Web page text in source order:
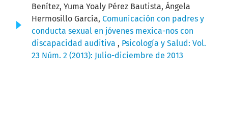
Benítez, Yuma Yoaly Pérez Bautista, Ángela
Hermosillo García, Comunicación con padres y
conducta sexual en jóvenes mexica-nos con
discapacidad auditiva , Psicología y Salud: Vol.
23 Núm. 2 (2013): Julio-diciembre de 2013